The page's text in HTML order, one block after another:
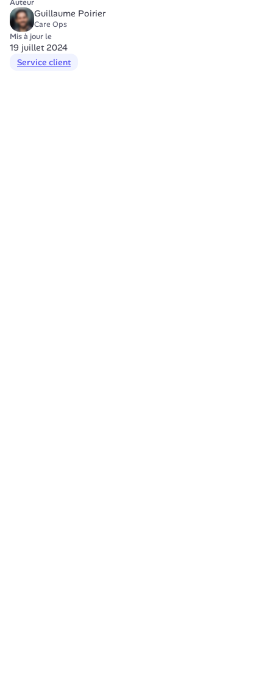
Auteur
Guillaume Poirier
Care Ops
Mis à jour le
19 juillet 2024
Service client